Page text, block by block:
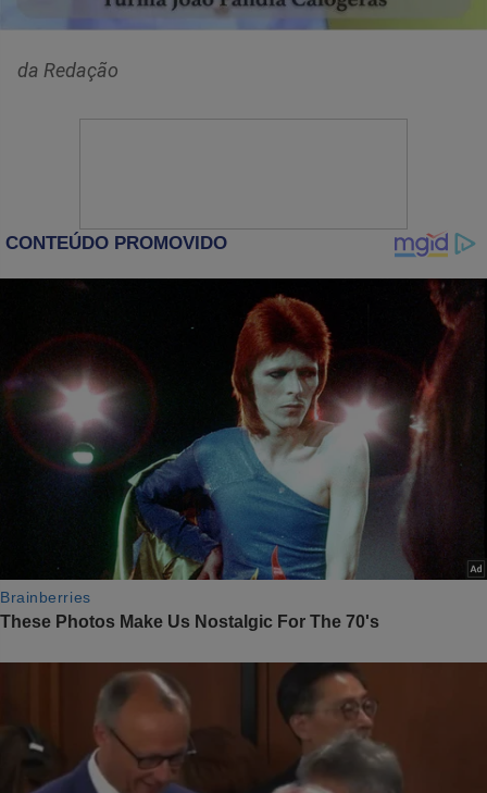
da Redação